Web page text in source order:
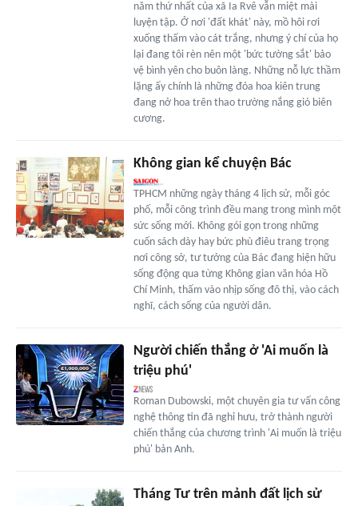
năm thứ nhất của xã Ia Rvê vẫn miệt mài
luyện tập. Ở nơi 'đất khát' này, mồ hôi rơi
xuống thấm vào cát trắng, nhưng ý chí của họ
lại đang tôi rèn nên một 'bức tường sắt' bảo
vệ bình yên cho buôn làng. Những nỗ lực thầm
lặng ấy chính là những đóa hoa kiên trung
đang nở hoa trên thao trường nắng gió biên
cương.
Không gian kể chuyện Bác
TPHCM những ngày tháng 4 lịch sử, mỗi góc
phố, mỗi công trình đều mang trong mình một
sức sống mới. Không gói gọn trong những
cuốn sách dày hay bức phù điêu trang trọng
nơi công sở, tư tưởng của Bác đang hiện hữu
sống động qua từng Không gian văn hóa Hồ
Chí Minh, thấm vào nhịp sống đô thị, vào cách
nghĩ, cách sống của người dân.
Người chiến thắng ở 'Ai muốn là
triệu phú'
Roman Dubowski, một chuyên gia tư vấn công
nghệ thông tin đã nghỉ hưu, trở thành người
chiến thắng của chương trình 'Ai muốn là triệu
phú' bản Anh.
Tháng Tư trên mảnh đất lịch sử